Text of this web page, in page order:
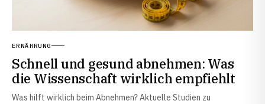
ERNÄHRUNG
Schnell und gesund abnehmen: Was
die Wissenschaft wirklich empfiehlt
Was hilft wirklich beim Abnehmen? Aktuelle Studien zu